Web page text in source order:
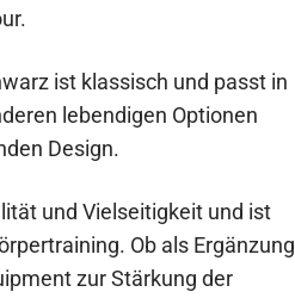
ist klassisch und passt in
lebendigen Optionen
Design.
und Vielseitigkeit und ist
Ob als Ergänzung
zur Stärkung der